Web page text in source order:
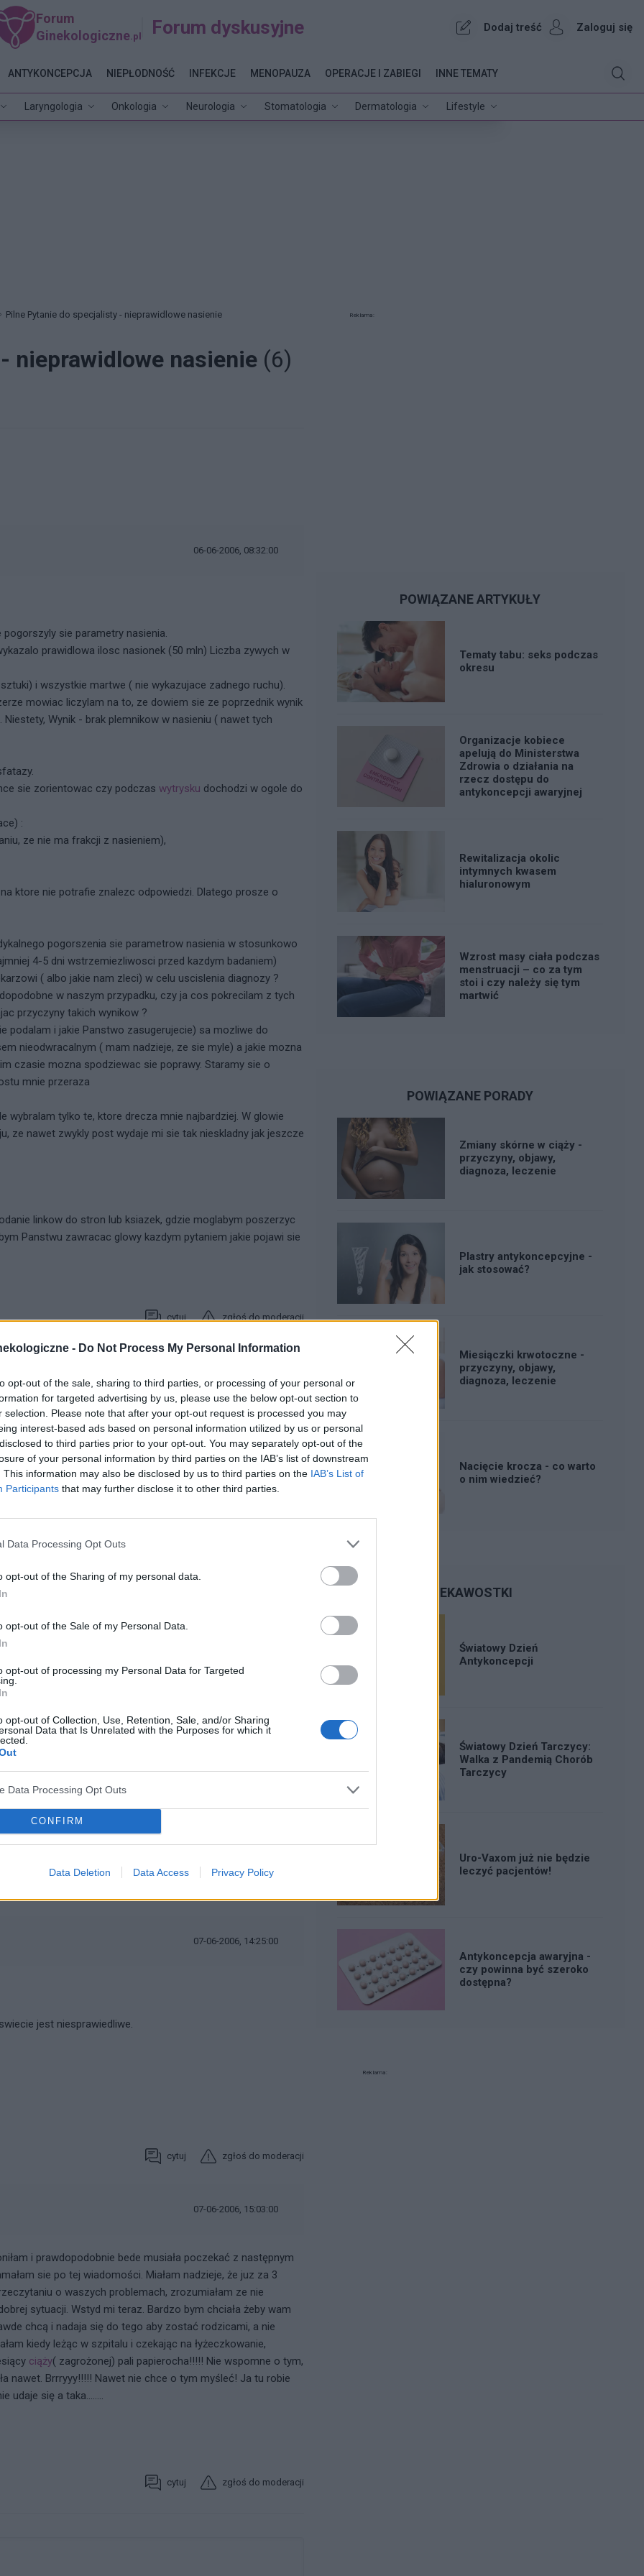
- Do Not Process My Personal Information
opt-out of the sale, sharing to third parties, or processing of your personal or
for targeted advertising by us, please use the below opt-out section to
selection. Please note that after your opt-out request is processed you may
interest-based ads based on personal information utilized by us or personal
to third parties prior to your opt-out. You may separately opt-out of the
of your personal information by third parties on the IAB’s list of downstream
This information may also be disclosed by us to third parties on the IAB’s List of
Participants that may further disclose it to other third parties.
Data Processing Opt Outs
opt-out of the Sharing of my personal data.
opt-out of the Sale of my Personal Data.
opt-out of processing my Personal Data for Targeted
opt-out of Collection, Use, Retention, Sale, and/or Sharing
Data that Is Unrelated with the Purposes for which it
Data Processing Opt Outs
CONFIRM
Data Deletion Data Access Privacy Policy
Forum
Ginekologiczne .pl Forum dyskusyjne Dodaj treść Zaloguj się
Laryngologia Onkologia Neurologia Stomatologia Dermatologia Lifestyle
ANTYKONCEPCJA NIEPŁODNOŚĆ INFEKCJE MENOPAUZA OPERACJE I ZABIEGI INNE TEMATY
Pilne Pytanie do specjalisty - nieprawidlowe nasienie
nieprawidlowe nasienie (6)
06-06-2006, 08:32:00
sie parametry nasienia.
prawidlowa ilosc nasionek (50 mln) Liczba zywych w
i wszystkie martwe ( nie wykazujace zadnego ruchu).
mowiac liczylam na to, ze dowiem sie ze poprzednik wynik
Wynik - brak plemnikow w nasieniu ( nawet tych
sie zorientowac czy podczas wytrysku dochodzi w ogole do
:
ze nie ma frakcji z nasieniem),
ktore nie potrafie znalezc odpowiedzi. Dlatego prosze o
pogorszenia sie parametrow nasienia w stosunkowo
4-5 dni wstrzemiezliwosci przed kazdym badaniem)
( albo jakie nam zleci) w celu uscislenia diagnozy ?
w naszym przypadku, czy ja cos pokrecilam z tych
przyczyny takich wynikow ?
podalam i jakie Panstwo zasugerujecie) sa mozliwe do
nieodwracalnym ( mam nadzieje, ze sie myle) a jakie mozna
czasie mozna spodziewac sie poprawy. Staramy sie o
mnie przeraza
wybralam tylko te, ktore drecza mnie najbardziej. W glowie
ze nawet zwykly post wydaje mi sie tak nieskladny jak jeszcze
linkow do stron lub ksiazek, gdzie moglabym poszerzyc
Panstwu zawracac glowy kazdym pytaniem jakie pojawi sie
cytuj zgłoś do moderacji
na odpowiedz eksperta ( ostatnie 24 godz dluzyly mi sie
pytan bez odpowiedzi...
13 miesiecy nie moge zajsc w cioze.narazie moj moz bierze
450 zeta.pod koniec czerwca wysle go na ponowne badanie
cie bo ja przechodze przez to samo.a moj moz nie
palila do 4 miesioca ciozy i
to alkoholic.wiec powiedz mi czy to
cytuj zgłoś do moderacji
07-06-2006, 14:25:00
jest niesprawiedliwe.
cytuj zgłoś do moderacji
07-06-2006, 15:03:00
i prawdopodobnie bede musiała poczekać z następnym
sie po tej wiadomości. Miałam nadzieje, że juz za 3
o waszych problemach, zrozumiałam ze nie
sytuacji. Wstyd mi teraz. Bardzo bym chciała żeby wam
chcą i nadaja się do tego aby zostać rodzicami, a nie
kiedy leżąc w szpitalu i czekając na łyżeczkowanie,
ciąży( zagrożonej) pali papierocha!!!!! Nie wspomne o tym,
nawet. Brrryyy!!!!! Nawet nie chce o tym myśleć! Ja tu robie
udaje się a taka........
cytuj zgłoś do moderacji
Reklama:
POWIĄZANE ARTYKUŁY
Tematy tabu: seks podczas
okresu
Organizacje kobiece
apelują do Ministerstwa
Zdrowia o działania na
rzecz dostępu do
antykoncepcji awaryjnej
Rewitalizacja okolic
intymnych kwasem
hialuronowym
Wzrost masy ciała podczas
menstruacji – co za tym
stoi i czy należy się tym
martwić
POWIĄZANE PORADY
Zmiany skórne w ciąży -
przyczyny, objawy,
diagnoza, leczenie
Plastry antykoncepcyjne -
jak stosować?
Miesiączki krwotoczne -
przyczyny, objawy,
diagnoza, leczenie
Nacięcie krocza - co warto
o nim wiedzieć?
CIEKAWOSTKI
Światowy Dzień
Antykoncepcji
Światowy Dzień Tarczycy:
Walka z Pandemią Chorób
Tarczycy
Uro-Vaxom już nie będzie
leczyć pacjentów!
Antykoncepcja awaryjna -
czy powinna być szeroko
dostępna?
Reklama: